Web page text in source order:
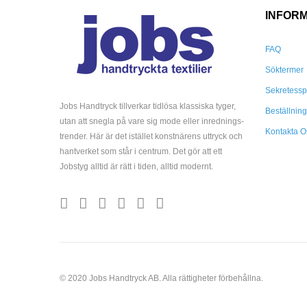
Jobs Handtryck tillverkar tidlösa klassiska tyger,
utan att snegla på vare sig mode eller inrednings-
trender. Här är det istället konstnärens uttryck och
hantverket som står i centrum. Det gör att ett
Jobstyg alltid är rätt i tiden, alltid modernt.
FAQ
Söktermer
Kontakta
© 2020 Jobs Handtryck AB. Alla rättigheter förbehållna.